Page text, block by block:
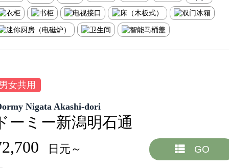
女共用
Nigata Akashi-dori
ーミー新潟明石通
日元～ GO